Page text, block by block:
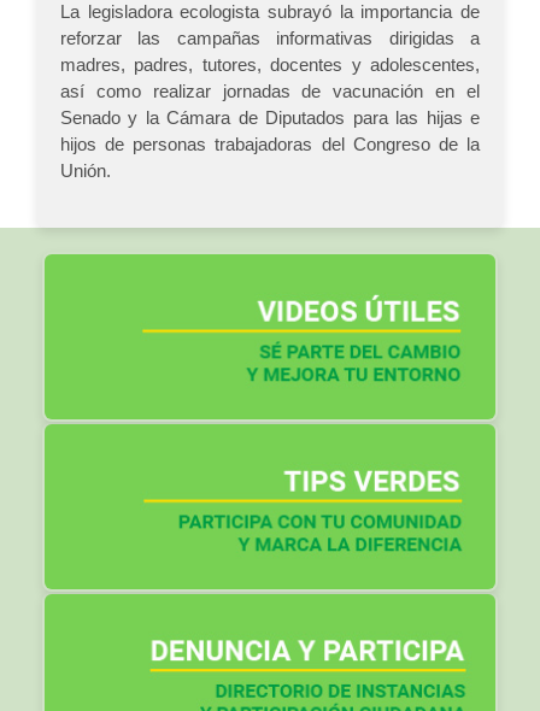
La legisladora ecologista subrayó la importancia de
reforzar las campañas informativas dirigidas a
madres, padres, tutores, docentes y adolescentes,
así como realizar jornadas de vacunación en el
Senado y la Cámara de Diputados para las hijas e
hijos de personas trabajadoras del Congreso de la
Unión.